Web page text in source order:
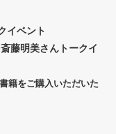
イベント
明美さんトークイ
籍をご購入いただいた